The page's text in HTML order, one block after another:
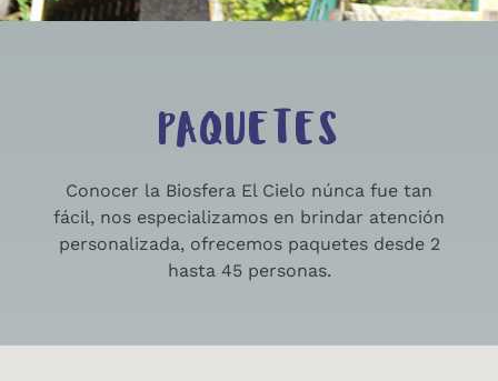
PAQUETES
Conocer la Biosfera El Cielo núnca fue tan
fácil, nos especializamos en brindar atención
personalizada, ofrecemos paquetes desde 2
hasta 45 personas.